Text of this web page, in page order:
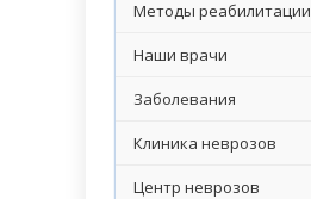
Методы реабилитации
Наши врачи
Заболевания
Клиника неврозов
Центр неврозов